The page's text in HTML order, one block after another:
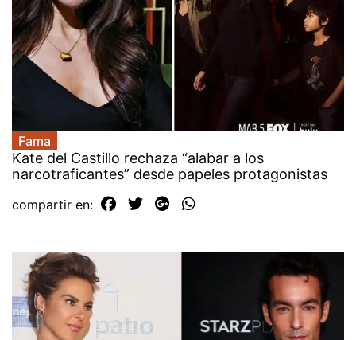
Fama
Kate del Castillo rechaza “alabar a los
narcotraficantes” desde papeles protagonistas
compartir en: